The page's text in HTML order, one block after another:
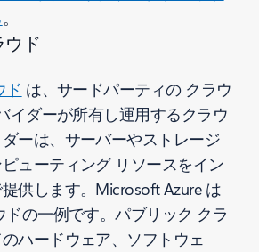
。
ド
ド は、サードパーティの クラウ
イダーが所有し運用するクラウ
ーは、サーバーやストレージ
ューティング リソースをイン
供します。Microsoft Azure は
の一例です。パブリック クラ
ハードウェア、ソフトウェ